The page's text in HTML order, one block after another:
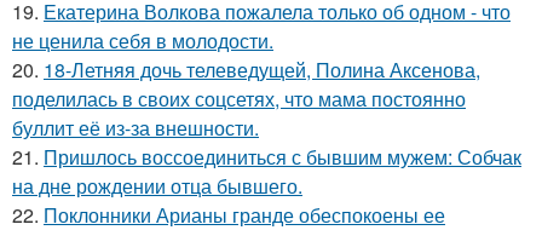
19. Екатерина Волкова пожалела только об одном - что
не ценила себя в молодости.
20. 18-Летняя дочь телеведущей, Полина Аксенова,
поделилась в своих соцсетях, что мама постоянно
буллит её из-за внешности.
21. Пришлось воссоединиться с бывшим мужем: Собчак
на дне рождении отца бывшего.
22. Поклонники Арианы гранде обеспокоены ее